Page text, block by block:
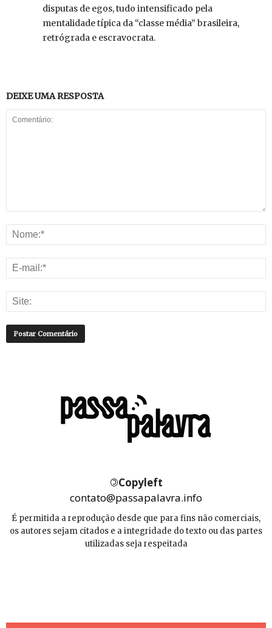
disputas de egos, tudo intensificado pela
mentalidade típica da “classe média” brasileira,
retrógrada e escravocrata.
DEIXE UMA RESPOSTA
©Copyleft
contato@passapalavra.info
É permitida a reprodução desde que para fins não comerciais,
os autores sejam citados e a integridade do texto ou das partes
utilizadas seja respeitada